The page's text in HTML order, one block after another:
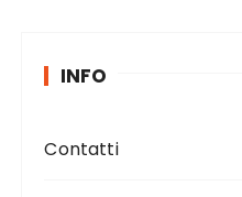
INFO
Contatti